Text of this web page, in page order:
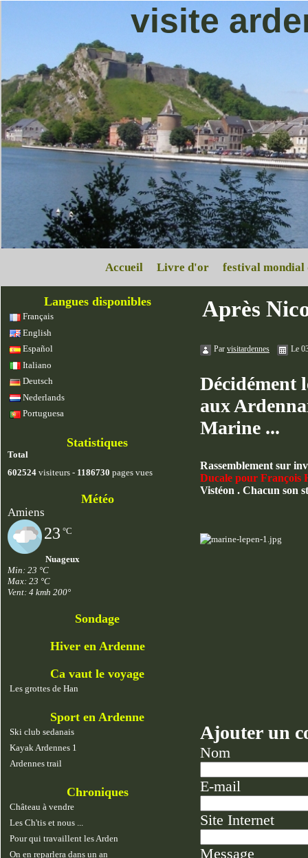
visite
Accueil Livre d'or festival mondial
Langues disponibles
Français
English
Español
Italiano
Deutsch
Nederlands
Portuguesa
Statistiques
Total
602524 visiteurs - 1186730 pages vues
Météo
Amiens
23 °C
Nuageux
Min: 23 °C
Max: 23 °C
Vent: 4 kmh 200°
Sondage
Hiver en Ardenne
Ca vaut le voyage
Les grottes de Han
Sport en Ardenne
Ski club sedanais
Kayak Ardennes 1
Ardennes trail
Chroniques
Château à vendre
Les Ch'tis et nous ...
Pour qui travaillent les Arden
On en reparlera dans un an
Après
Par visitardennes Le
Décidément
aux
Marine ...
Rassemblement sur
Ducale pour François
Vistéon . Chacun son
Ajouter un
Nom
E-mail
Site Internet
Message